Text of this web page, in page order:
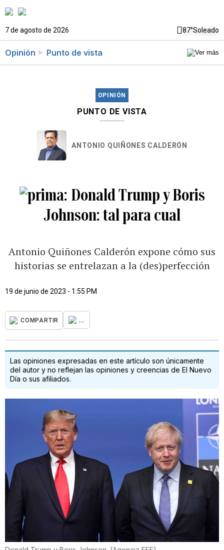
7 de agosto de 2026 87°Soleado
Opinión Punto de vista
OPINIÓN
PUNTO DE VISTA
ANTONIO QUIÑONES CALDERÓN
Donald Trump y Boris
Johnson: tal para cual
Antonio Quiñones Calderón expone cómo sus
historias se entrelazan a la (des)perfección
19 de junio de 2023 - 1:55 PM
COMPARTIR ...
Las opiniones expresadas en este artículo son únicamente
del autor y no reflejan las opiniones y creencias de El Nuevo
Día o sus afiliados.